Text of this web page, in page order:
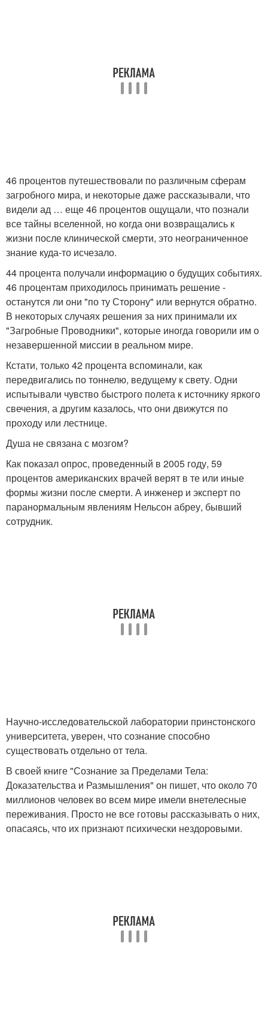
46 процентов путешествовали по различным сферам
загробного мира, и некоторые даже рассказывали, что
видели ад … еще 46 процентов ощущали, что познали
все тайны вселенной, но когда они возвращались к
жизни после клинической смерти, это неограниченное
знание куда-то исчезало.
44 процента получали информацию о будущих событиях.
46 процентам приходилось принимать решение -
останутся ли они "по ту Сторону" или вернутся обратно.
В некоторых случаях решения за них принимали их
"Загробные Проводники", которые иногда говорили им о
незавершенной миссии в реальном мире.
Кстати, только 42 процента вспоминали, как
передвигались по тоннелю, ведущему к свету. Одни
испытывали чувство быстрого полета к источнику яркого
свечения, а другим казалось, что они движутся по
проходу или лестнице.
Душа не связана с мозгом?
Как показал опрос, проведенный в 2005 году, 59
процентов американских врачей верят в те или иные
формы жизни после смерти. А инженер и эксперт по
паранормальным явлениям Нельсон абреу, бывший
сотрудник.
Научно-исследовательской лаборатории принстонского
университета, уверен, что сознание способно
существовать отдельно от тела.
В своей книге "Сознание за Пределами Тела:
Доказательства и Размышления" он пишет, что около 70
миллионов человек во всем мире имели внетелесные
переживания. Просто не все готовы рассказывать о них,
опасаясь, что их признают психически нездоровыми.